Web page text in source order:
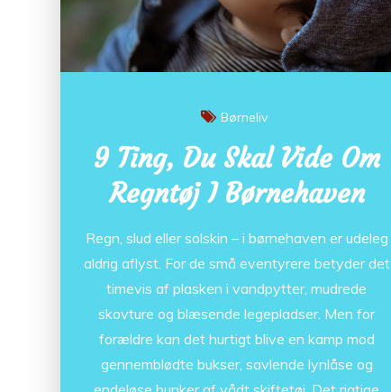
Børneliv
9 Ting, Du Skal Vide Om
Regntøj I Børnehaven
Regn, slud eller solskin – i børnehaven er udeleg
aldrig aflyst. For de små eventyrere betyder det
timevis af plasken i vandpytter, mudrede
skovture og blæsende legepladser. Men for
forældre kan det hurtigt blive en kamp mod
gennemblødte bukser, savlende lynlåse og